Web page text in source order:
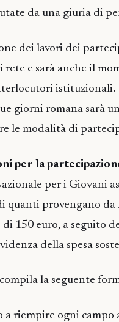
da una giuria di
dei lavori dei
rete e sarà anche il
istituzionali.
giorni romana sarà
le modalità di
per la
per i Giovani
quanti provengano
di 150 euro, a seguito
della spesa
la seguente
a riempire ogni